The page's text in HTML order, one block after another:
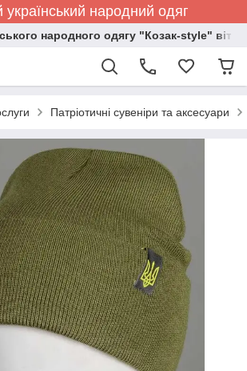
український народний одяг
народного одягу "Козак-style"
Патріотичні сувеніри та аксесуари